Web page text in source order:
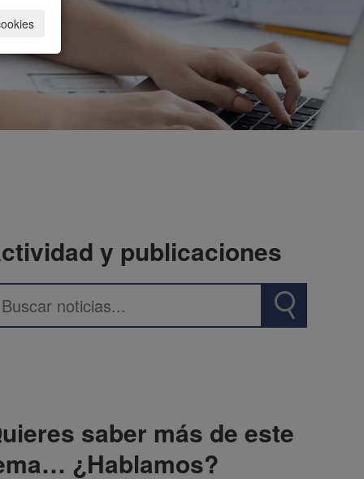
y publicaciones
saber más de este
¿Hablamos?